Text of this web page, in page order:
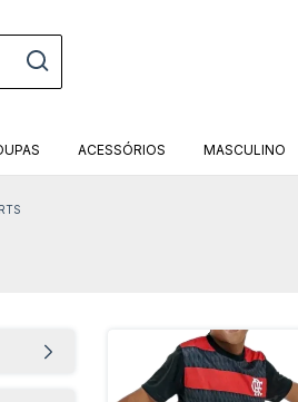
ACESSÓRIOS MASCULINO